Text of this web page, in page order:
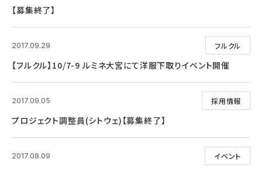
【募集終了】
フルクル
2017.09.29
【フルクル】10/7-9 ルミネ大宮にて洋服下取りイベント開催
採用情報
2017.09.05
プロジェクト調整員(シトウェ)【募集終了】
イベント
2017.08.09